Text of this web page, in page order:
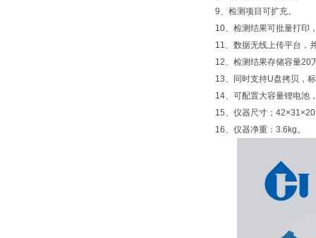
9、检测项目可扩充。
10、检测结果可批量打印
11、数据无线上传平台，
12、检测结果存储容量20
13、同时支持U盘拷贝，
14、可配置大容量锂电池
15、仪器尺寸；
16、仪器净重：3.6kg。